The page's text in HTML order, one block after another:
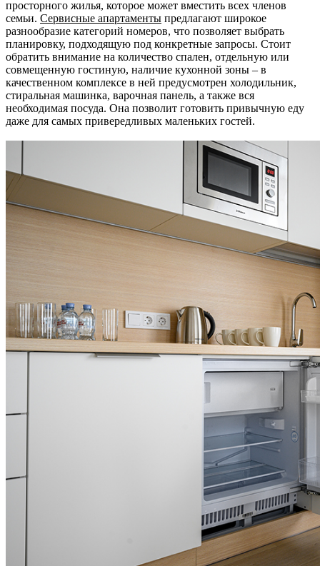
просторного жилья, которое может вместить всех членов
семьи. Сервисные апартаменты предлагают широкое
разнообразие категорий номеров, что позволяет выбрать
планировку, подходящую под конкретные запросы. Стоит
обратить внимание на количество спален, отдельную или
совмещенную гостиную, наличие кухонной зоны – в
качественном комплексе в ней предусмотрен холодильник,
стиральная машинка, варочная панель, а также вся
необходимая посуда. Она позволит готовить привычную еду
даже для самых привередливых маленьких гостей.